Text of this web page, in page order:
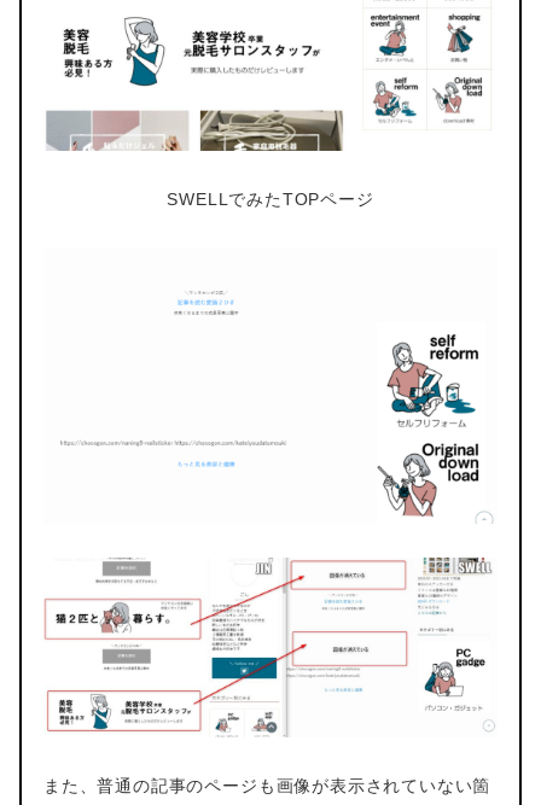
SWELLでみたTOPページ
また、普通の記事のページも画像が表示されていない箇